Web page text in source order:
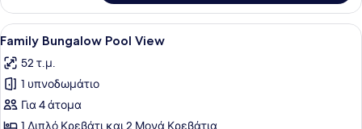
Bungalow
Garden
View
Προβολή
όλων
των
φωτογραφιών
για
Family
Ένα στρωμένο κρεβάτι με λευκά
3
Family Bungalow Pool View
52 τ.μ.
1 υπνοδωμάτιο
Για 4 άτομα
1 Διπλό Κρεβάτι και 2 Μονά Κρεβάτια